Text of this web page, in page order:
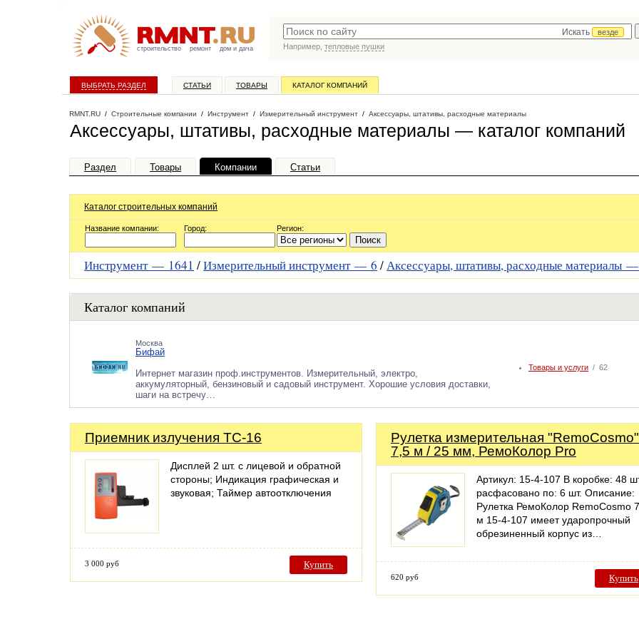
строительство ремонт дом и дача
Искать
везде
Например, тепловые пушки
ВЫБРАТЬ РАЗДЕЛ СТАТЬИ ТОВАРЫ КАТАЛОГ КОМПАНИЙ
RMNT.RU / Строительные компании / Инструмент / Измерительный инструмент / Аксессуары, штативы, расходные материалы
Аксессуары, штативы, расходные материалы — каталог компаний
Раздел Товары Компании Статьи
Каталог строительных компаний
Название компании: Город: Регион:
Инструмент — 1641 /Измерительный инструмент — 6 /Аксессуары, штативы, расходные материалы
Каталог компаний
Москва
Бифай
Интернет магазин проф.инструментов. Измерительный, электро,
аккумуляторный, бензиновый и садовый инструмент. Хорошие условия доставки,
шаги на встречу…
Товары и услуги / 62
Приемник излучения TC-16
Дисплей 2 шт. с лицевой и обратной
стороны; Индикация графическая и
звуковая; Таймер автоотключения
3 000 руб Купить
Рулетка измерительная "RemoCosmo"
7,5 м / 25 мм, РемоКолор Pro
Артикул: 15-4-107 В коробке: 48
расфасовано по: 6 шт. Описание:
Рулетка РемоКолор RemoCosmo
м 15-4-107 имеет ударопрочный
обрезиненный корпус из…
620 руб Купить